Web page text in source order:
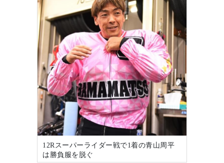
12Rスーパーライダー戦で1着の青山周平
は勝負服を脱ぐ